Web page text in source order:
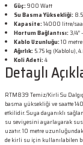
Güç:900 Watt
Su Basma Yüksekliği:
Kapasite:14000 litre/
Hortum Bağlantısı:3/4”
Kablo Uzunluğu:10 metre
Ağırlık:5.75 kg (Kablolu),
Koli Adeti:4
Detaylı
RTM839 Temiz/Kirli Su
basma yüksekliği ve saatte
etkilidir. Suya dayanıklı
su seviyesini ayarlayarak
uzatır. 10 metre
de kirli su için kullanılabilen